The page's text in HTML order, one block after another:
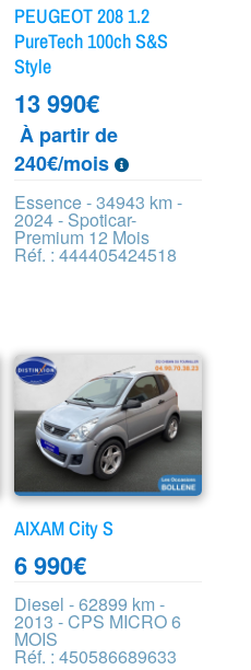
PEUGEOT 208 1.2
PureTech 100ch S&S
Style
13 990€
À partir de
240€/mois
Essence - 34943 km -
2024 - Spoticar-
Premium 12 Mois
Réf. : 444405424518
AIXAM City S
6 990€
Diesel - 62899 km -
2013 - CPS MICRO 6
MOIS
Réf. : 450586689633